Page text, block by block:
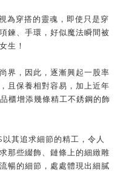
為穿搭的靈魂，即使只是穿
鍊、手環，好似魔法瞬間被
生！
界，因此，逐漸興起一股率
且保養相對容易，加上近年
櫃增添幾條精工不銹鋼的飾
其追求細節的精工，令人
那些綴飾、鏈條上的細緻雕
暢的細節，處處體現出細膩